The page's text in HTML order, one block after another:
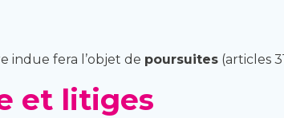
indue fera l’objet de poursuites (articles
et litiges